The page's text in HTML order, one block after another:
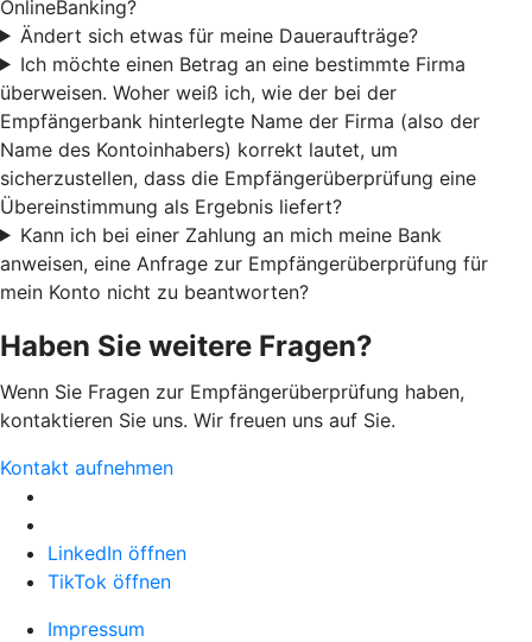
OnlineBanking?
Ändert sich etwas für meine Daueraufträge?
Ich möchte einen Betrag an eine bestimmte Firma
überweisen. Woher weiß ich, wie der bei der
Empfängerbank hinterlegte Name der Firma (also der
Name des Kontoinhabers) korrekt lautet, um
sicherzustellen, dass die Empfängerüberprüfung eine
Übereinstimmung als Ergebnis liefert?
Kann ich bei einer Zahlung an mich meine Bank
anweisen, eine Anfrage zur Empfängerüberprüfung für
mein Konto nicht zu beantworten?
Haben Sie weitere Fragen?
Wenn Sie Fragen zur Empfängerüberprüfung haben,
kontaktieren Sie uns. Wir freuen uns auf Sie.
Kontakt aufnehmen
LinkedIn öffnen
TikTok öffnen
Impressum